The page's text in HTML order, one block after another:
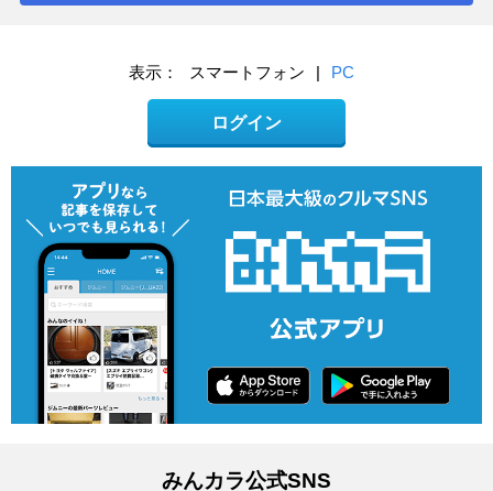
表示： スマートフォン | PC
ログイン
みんカラ公式SNS